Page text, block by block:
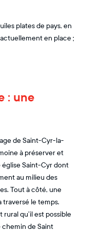
plates de pays, en
en place ;
: une
de Saint-Cyr-la-
à préserver et
église Saint-Cyr dont
au milieu des
Tout à côté, une
traversé le temps.
qu’il est possible
de Saint